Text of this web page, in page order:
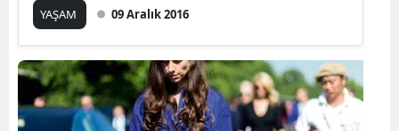
YAŞAM 09 Aralık 2016